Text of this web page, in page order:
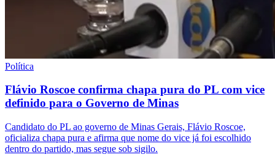
Política
Flávio Roscoe confirma chapa pura do PL com vice
definido para o Governo de Minas
Candidato do PL ao governo de Minas Gerais, Flávio Roscoe,
oficializa chapa pura e afirma que nome do vice já foi escolhido
dentro do partido, mas segue sob sigilo.